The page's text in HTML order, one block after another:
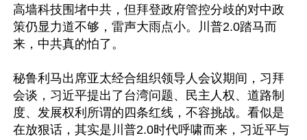
高墙科技围堵中共，但拜登政府管控分歧的对中政
策仍显力道不够，雷声大雨点小。川普2.0踏马而
来，中共真的怕了。
秘鲁利马出席亚太经合组织领导人会议期间，习拜
会谈，习近平提出了台湾问题、民主人权、道路制
度、发展权利所谓的四条红线，不容挑战。看似是
在放狠话，其实是川普2.0时代呼啸而来，习近平与